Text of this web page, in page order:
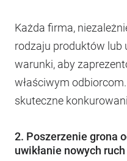
Każda firma,
rodzaju produktów lub
warunki, aby
właściwym
skuteczne
2. Poszerzenie grona
uwikłanie nowych